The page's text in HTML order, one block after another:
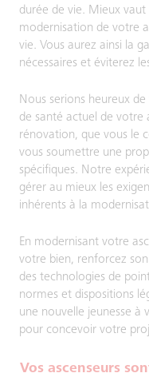
durée de vie. Mieux
modernisation de votre
vie. Vous aurez ainsi la
nécessaires et éviterez
Nous serions heureux
de santé actuel de votre
rénovation, que vous le
vous soumettre une
spécifiques. Notre
gérer au mieux les
inhérents à la
En modernisant votre
votre bien, renforcez
des technologies de
normes et dispositions
une nouvelle jeunesse à
pour concevoir votre
Vos ascenseurs